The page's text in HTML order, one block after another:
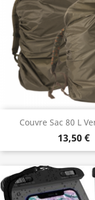
Couvre Sac 80 L
13,50 €